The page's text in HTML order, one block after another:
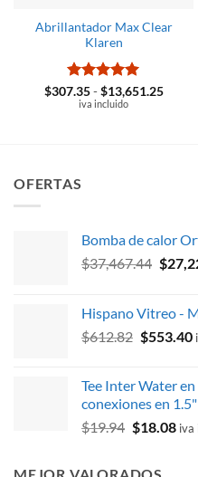
Abrillantador Max Clear
Klaren
Valorado
con5de 5
$307.35 - $13,651.25Rango
iva incluido
OFERTAS
Bomba de calor
$37,467.44 El
era:
$
Hispano Vitreo -
$612.82 El
era:
$612.82.
$553.40
Tee Inter Water
conexiones en
$19.94 El
$18.08Eliva